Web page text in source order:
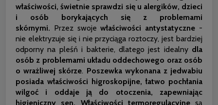
właściwości, świetnie sprawdzi się u alergików, dzieci
i osób borykających się z problemami
skórnymi. Przez swojewłaściwości antystatyczne -
nie elektryzuje się i nie przyciąga roztoczy, jest bardziej
odporny na pleśń i bakterie, dlatego jest idealny dla
osób z problemami układu oddechowego oraz osób
o wrażliwej skórze. Poszewka wykonana z jedwabiu
posiada właściwości higroskopijne, łatwo pochłania
wilgoć i oddaje ją do otoczenia, zapewniając
higieniczny sen.
Właściwości termoregulacyjnesą